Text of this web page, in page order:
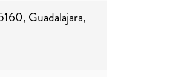
Guadalajara,